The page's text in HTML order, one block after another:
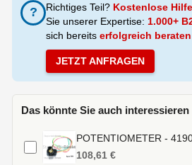
? Richtiges Teil? Kostenlose
Sie unserer Expertise: 1.000+
sich bereits erfolgreich
JETZT ANFRAGEN
Das könnte Sie auch interessieren
POTENTIOMETER -
108,61 €